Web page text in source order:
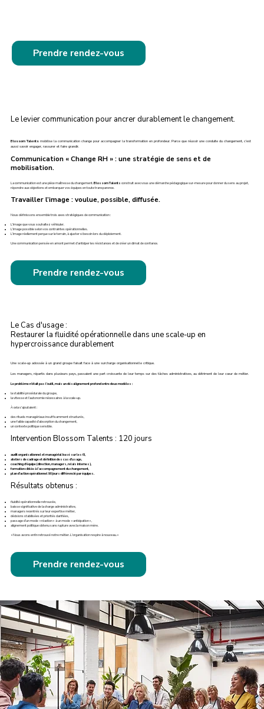
Prendre rendez-vous
Le levier communication pour ancrer durablement le changement.
Blossom Talents mobilise la communication change pour accompagner la transformation en profondeur. Parce que réussir une conduite du changement, c’est
aussi savoir engager, rassurer et faire grandir.
Communication « Change RH » : une stratégie de sens et de
mobilisation.
La communication est une pièce maîtresse du changement. Blossom Talents construit avec vous une démarche pédagogique sur-mesure pour donner du sens au projet,
répondre aux objections et embarquer vos équipes en toute transparence.
Travailler l’image : voulue, possible, diffusée.
Nous définissons ensemble trois axes stratégiques de communication :
L’image que vous souhaitez véhiculer.
L’image possible selon vos contraintes opérationnelles.
L’image réellement perçue sur le terrain, à ajuster si besoin lors du déploiement.
Une communication pensée en amont permet d’anticiper les résistances et de créer un climat de confiance.
Prendre rendez-vous
Le Cas d'usage :
Restaurer la fluidité opérationnelle dans une scale-up en
hypercroissance durablement
Une scale-up adossée à un grand groupe faisait face à une surcharge organisationnelle critique.
Les managers, répartis dans plusieurs pays, passaient une part croissante de leur temps sur des tâches administratives, au détriment de leur cœur de métier.
Le problème n’était pas l’outil, mais un désalignement profond entre deux modèles :
la stabilité procédurale du groupe,
la vitesse et l’autonomie nécessaires à la scale-up.
À cela s’ajoutaient :
des rituels managériaux insuffisamment structurés,
une faible capacité d’absorption du changement,
un contexte politique sensible.
Intervention Blossom Talents : 120 jours
audit organisationnel et managérial basé sur les 6I,
ateliers de cadrage et définition des cas d’usage,
coaching d’équipe (direction, managers, relais internes),
formation ciblée à l’accompagnement du changement,
plan d’action opérationnel 90 jours différencié par équipes.
Résultats obtenus :
fluidité opérationnelle retrouvée,
baisse significative de la charge administrative,
managers recentrés sur leur expertise métier,
décisions stabilisées et priorités clarifiées,
passage d’un mode « réaction » à un mode « anticipation »,
alignement politique obtenu sans rupture avec la maison mère.
« Nous avons enfin retrouvé notre métier. L’organisation respire à nouveau. »
Prendre rendez-vous